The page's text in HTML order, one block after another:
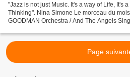
"Jazz is not just Music. It's a way of Life, It's
Thinking". Nina Simone Le morceau du
GOODMAN Orchestra / And The Angels
Page